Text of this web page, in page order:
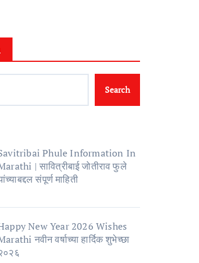
Search
Phule Information In
| सावित्रीबाई जोतीराव फुले
संपूर्ण माहिती
New Year 2026 Wishes
नवीन वर्षाच्या हार्दिक शुभेच्छा